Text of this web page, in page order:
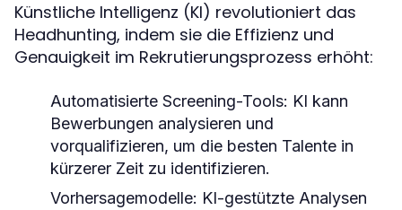
Künstliche Intelligenz (KI) revolutioniert das
Headhunting, indem sie die Effizienz und
Genauigkeit im Rekrutierungsprozess erhöht:
Automatisierte Screening-Tools: KI kann
Bewerbungen analysieren und
vorqualifizieren, um die besten Talente in
kürzerer Zeit zu identifizieren.
Vorhersagemodelle: KI-gestützte Analysen